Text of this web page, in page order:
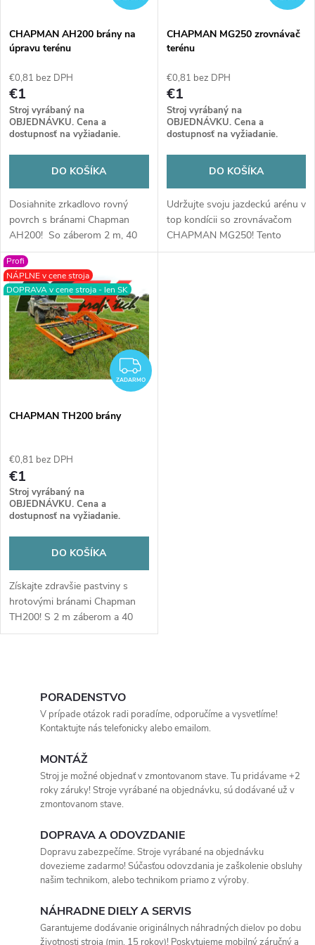
e
p
r
o
d
u
k
t
o
v
s
p
r
o
d
u
k
t
o
v
CHAPMAN AH200 brány na
úpravu terénu
€0,81 bez DPH
€1
Stroj vyrábaný na
OBJEDNÁVKU. Cena a
dostupnosť na vyžiadanie.
DO KOŠÍKA
Dosiahnite zrkadlovo rovný
povrch s bránami Chapman
AH200! So záberom 2 m, 40
pružinovými hrotmi a
zhutňovacím valcom je
expertom na jazdecké arény.
Elektrický zdvih a 6 „S“ hrotov
zaručia profi výsledok za
každým vozidlom. Investujte do
stroja, ktorý sa postará o
dokonalý terén!
CHAPMAN MG250 zrovnávač
terénu
€0,81 bez DPH
€1
Stroj vyrábaný na
OBJEDNÁVKU. Cena a
dostupnosť na vyžiadanie.
DO KOŠÍKA
Udržujte svoju jazdeckú arénu v
top kondícii so zrovnávačom
CHAPMAN MG250! Tento
robustný pomocník za
Profi
NÁPLNE v cene stroja
DOPRAVA v cene stroja - len SK
ZADARMO
ZADARMO
CHAPMAN TH200 brány
€0,81 bez DPH
€1
Stroj vyrábaný na
OBJEDNÁVKU. Cena a
dostupnosť na vyžiadanie.
DO KOŠÍKA
Získajte zdravšie pastviny s
hrotovými bránami Chapman
TH200! S 2 m záberom a 40
hrotmi dokonale prevzdušnia
na vyrovnanie terénu a rozbitie
hnoja. Náš servis a zaškolenie
sú zárukou vašej istoty!
PORADENSTVO
V prípade otázok radi poradíme, odporučíme a vysvetlíme!
Kontaktujte nás telefonicky alebo emailom.
MONTÁŽ
Stroj je možné objednať v zmontovanom stave. Tu pridávame +2
roky záruky! Stroje vyrábané na objednávku, sú dodávané už v
zmontovanom stave.
DOPRAVA A ODOVZDANIE
Dopravu zabezpečíme. Stroje vyrábané na objednávku
dovezieme zadarmo! Súčasťou odovzdania je zaškolenie obsluhy
našim technikom, alebo technikom priamo z výroby.
NÁHRADNE DIELY A SERVIS
Garantujeme dodávanie originálnych náhradných dielov po dobu
životnosti stroja (min. 15 rokov)! Poskytujeme mobilný záručný a